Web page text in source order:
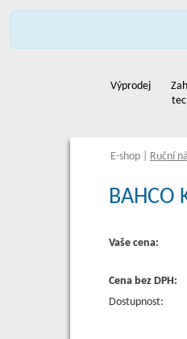
Výprodej
E-shop Ruční
Vaše cena:
Cena bez DPH:
Dostupnost: